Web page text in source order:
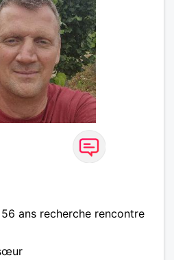
ans recherche rencontre